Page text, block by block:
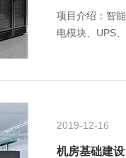
项目介绍：智
电模块、UPS
2019-12-16
机房基础建设